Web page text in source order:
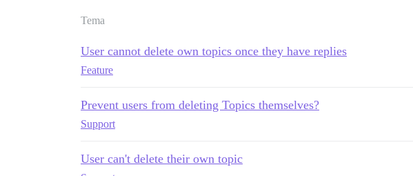
Tema
User cannot delete own topics once they have replies
Feature
Prevent users from deleting Topics themselves?
Support
User can't delete their own topic